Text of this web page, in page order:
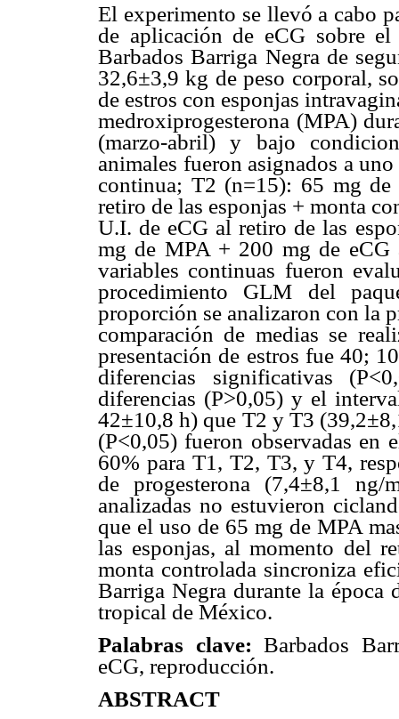
El experimento se llevó a cabo
de aplicación de eCG sobre
Barbados Barriga Negra de
32,6±3,9 kg de peso corporal,
de estros con esponjas
medroxiprogesterona (MPA)
(marzo-abril) y bajo
animales fueron asignados a
continua; T2 (n=15): 65 mg
retiro de las esponjas + monta
U.I. de eCG al retiro de las
mg de MPA + 200 mg de eCG
variables continuas fueron
procedimiento GLM del
proporción se analizaron con la
comparación de medias se
presentación de estros fue 40;
diferencias significativas
diferencias (P>0,05) y el
42±10,8 h) que T2 y T3
(P<0,05) fueron observadas en
60% para T1, T2, T3, y T4,
de progesterona (7,4±8,1
analizadas no estuvieron
que el uso de 65 mg de MPA
las esponjas, al momento del
monta controlada sincroniza
Barriga Negra durante la
tropical de México.
Palabras clave:Barbados
eCG, reproducción.
ABSTRACT